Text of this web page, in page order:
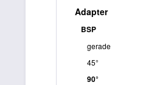
Adapter
BSP
gerade
45°
90°